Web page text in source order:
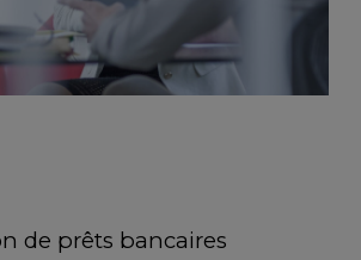
de prêts bancaires